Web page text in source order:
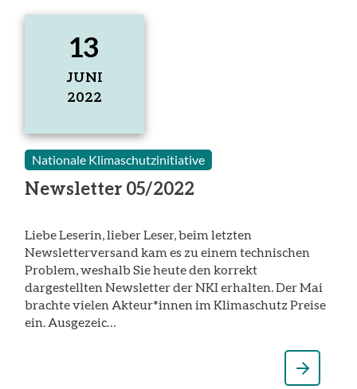
13
JUNI
2022
Juni
2022
Nationale Klimaschutzinitiative
Newsletter 05/2022
Liebe Leserin, lieber Leser, beim letzten
Newsletterversand kam es zu einem technischen
Problem, weshalb Sie heute den korrekt
dargestellten Newsletter der NKI erhalten. Der Mai
brachte vielen Akteur*innen im Klimaschutz Preise
ein. Ausgezeic…